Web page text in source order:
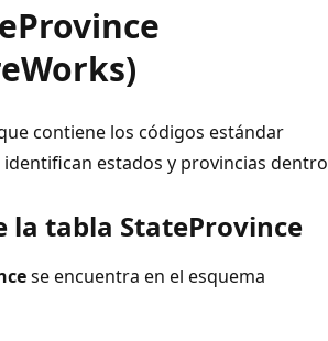
contiene los códigos estándar
estados y provincias dentro
la tabla StateProvince
se encuentra en el esquema